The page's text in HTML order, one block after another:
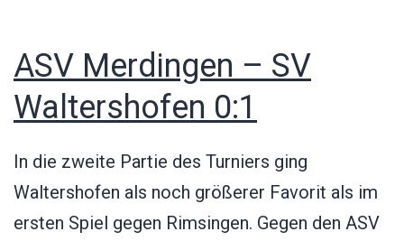
ASV Merdingen – SV
Waltershofen 0:1
In die zweite Partie des Turniers ging
Waltershofen als noch größerer Favorit als im
ersten Spiel gegen Rimsingen. Gegen den ASV